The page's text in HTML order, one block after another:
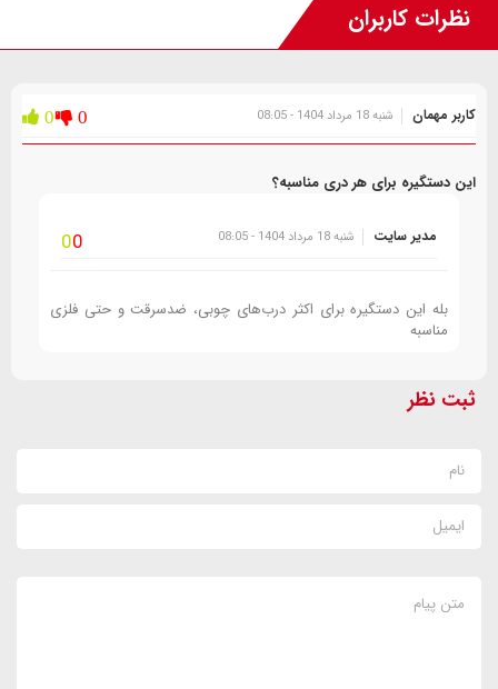
نظرات کاربران
کاربر مهمان شنبه 18 مرداد 1404 - 08:05 0 0
این دستگیره برای هر دری مناسبه؟
مدیر سایت شنبه 18 مرداد 1404 - 08:05 00
بله این دستگیره برای اکثر درب‌های چوبی، ضدسرقت و حتی فلزی
مناسبه
ثبت نظر